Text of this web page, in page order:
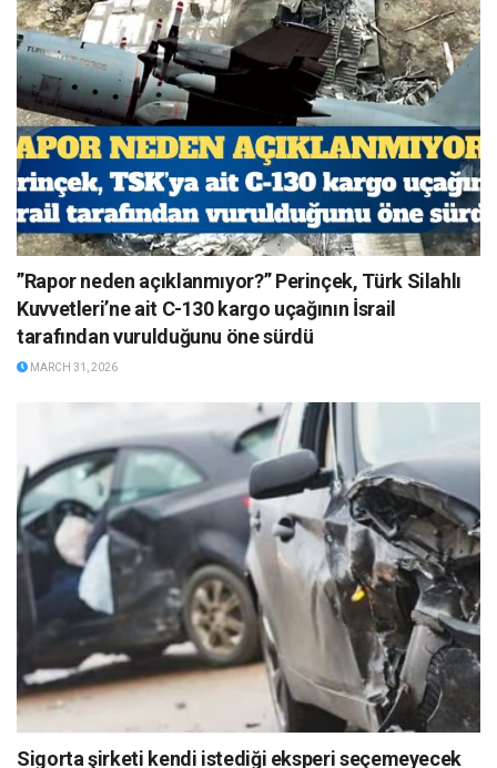
”Rapor neden açıklanmıyor?” Perinçek, Türk Silahlı
Kuvvetleri’ne ait C-130 kargo uçağının İsrail
tarafından vurulduğunu öne sürdü
MARCH 31, 2026
Sigorta şirketi kendi istediği eksperi seçemeyecek